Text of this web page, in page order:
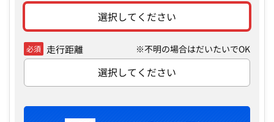
選択してください
必須 走行距離 ※不明の場合はだいたいでOK
選択してください